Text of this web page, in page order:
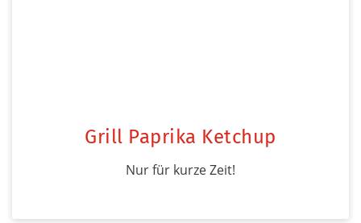
Grill Paprika Ketchup
Nur für kurze Zeit!